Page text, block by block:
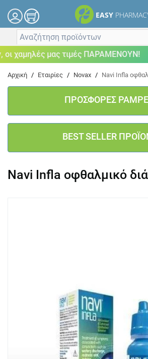
EASY
χαμηλές μας τιμές ΠΑΡΑΜΕΝΟΥΝ!
Αρχική / Εταιρίες / Novax / Navi Infla
ΠΡΟΣΦΟΡΕΣ
BEST SELLER
Navi Infla οφθαλμικό